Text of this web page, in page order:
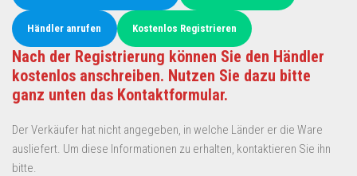
Händler anrufen Kostenlos Registrieren
Nach der Registrierung können Sie den Händler
kostenlos anschreiben. Nutzen Sie dazu bitte
ganz unten das Kontaktformular.
Der Verkäufer hat nicht angegeben, in welche Länder er die Ware
ausliefert. Um diese Informationen zu erhalten, kontaktieren Sie ihn
bitte.